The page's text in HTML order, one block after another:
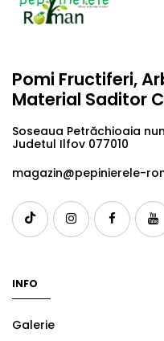
Pomi Fructiferi,
Material Saditor
Soseaua Petrăchioaia
Judetul Ilfov 077010
magazin@pepinierele-
INFO
Galerie